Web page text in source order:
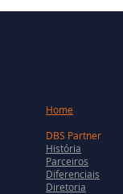
Home
DBS Partner
História
Parceiros
Diferenciais
Diretoria